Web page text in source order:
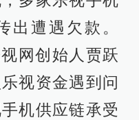
出遭遇欠款。
网创始人贾跃
视资金遇到问
机供应链承受